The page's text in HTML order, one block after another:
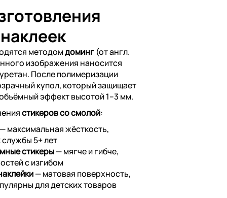
методомдоминг (от англ.
изображения наносится
После полимеризации
купол, который защищает
эффект высотой 1–3 мм.
стикеров со смолой:
максимальная жёсткость,
5+ лет
стикеры— мягче и гибче,
с изгибом
— матовая поверхность,
для детских товаров